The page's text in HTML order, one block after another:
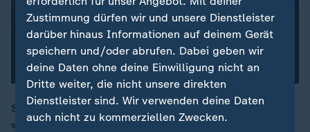
Stricken und Häkeln sind seit der Corona-Pandemie
wieder in Mode gekommen. In „Knittingclubs“ treffen
Zustimmung dürfen wir und unsere Dienstleister
darüber hinaus Informationen auf deinem Gerät
speichern und/oder abrufen. Dabei geben wir
deine Daten ohne deine Einwilligung nicht an
Dritte weiter, die nicht unsere direkten
Dienstleister sind. Wir verwenden deine Daten
auch nicht zu kommerziellen Zwecken.